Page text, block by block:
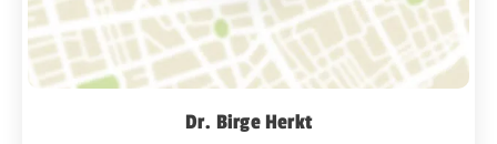
Dr. Birge Herkt